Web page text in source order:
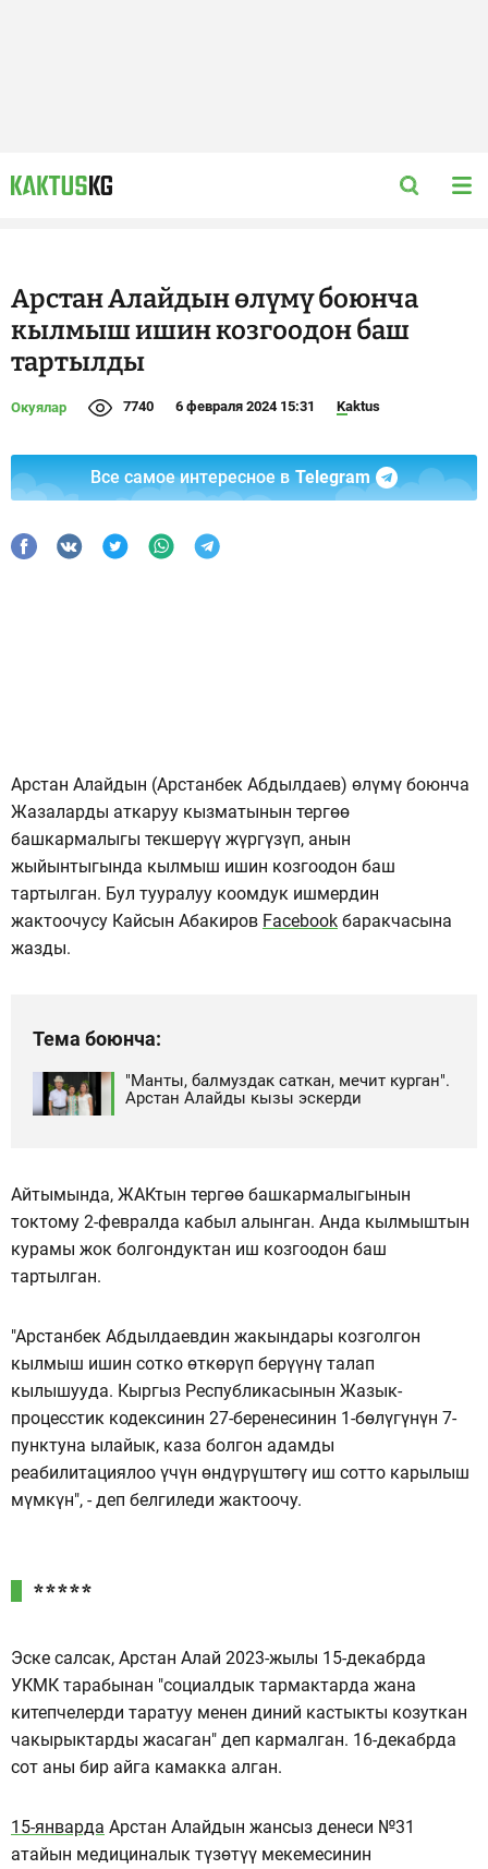
Арстан Алайдын өлүмү боюнча
кылмыш ишин козгоодон баш
тартылды
Окуялар 7740 6 февраля 2024 15:31 Kaktus
Все самое интересное в Telegram
Арстан Алайдын (Арстанбек Абдылдаев) өлүмү боюнча
Жазаларды аткаруу кызматынын тергөө
башкармалыгы текшерүү жүргүзүп, анын
жыйынтыгында кылмыш ишин козгоодон баш
тартылган. Бул тууралуу коомдук ишмердин
жактоочусу Кайсын Абакиров Facebook баракчасына
жазды.
Тема боюнча:
"Манты, балмуздак саткан, мечит курган".
Арстан Алайды кызы эскерди
Айтымында, ЖАКтын тергөө башкармалыгынын
токтому 2-февралда кабыл алынган. Анда кылмыштын
курамы жок болгондуктан иш козгоодон баш
тартылган.
"Арстанбек Абдылдаевдин жакындары козголгон
кылмыш ишин сотко өткөрүп берүүнү талап
кылышууда. Кыргыз Республикасынын Жазык-
процесстик кодексинин 27-беренесинин 1-бөлүгүнүн 7-
пунктуна ылайык, каза болгон адамды
реабилитациялоо үчүн өндүрүштөгү иш сотто карылыш
мүмкүн", - деп белгиледи жактоочу.
*****
Эске салсак, Арстан Алай 2023-жылы 15-декабрда
УКМК тарабынан "социалдык тармактарда жана
китепчелерди таратуу менен диний кастыкты козуткан
чакырыктарды жасаган" деп кармалган. 16-декабрда
сот аны бир айга камакка алган.
15-январда Арстан Алайдын жансыз денеси №31
атайын медициналык түзөтүү мекемесинин